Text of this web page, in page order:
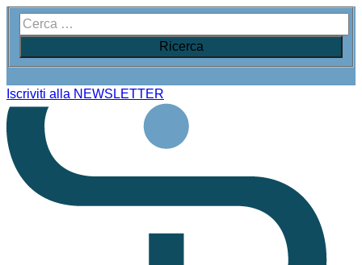
Iscriviti alla NEWSLETTER